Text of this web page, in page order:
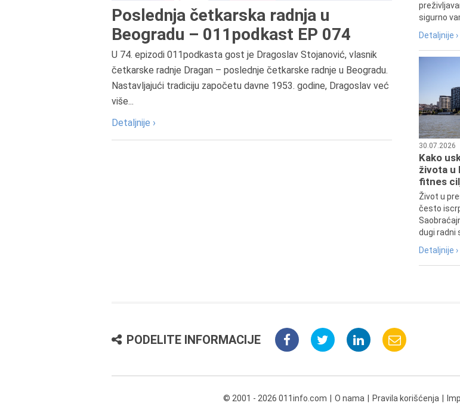
Poslednja četkarska radnja u
Beogradu – 011podkast EP 074
U 74. epizodi 011podkasta gost je Dragoslav Stojanović, vlasnik
četkarske radnje Dragan – poslednje četkarske radnje u Beogradu.
Nastavljajući tradiciju započetu davne 1953. godine, Dragoslav već
više...
Detaljnije ›
sigurno
Detaljnije ›
30.07.2026
Kako
života u
fitnes
Život u
često
dugi radni
Detaljnije ›
Preminula
Udruženja
PODELITE INFORMACIJE
© 2001 - 2026 011info.com O nama Pravila korišćenja